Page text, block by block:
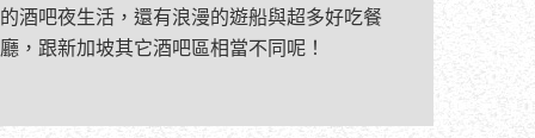
的酒吧夜生活，還有浪漫的遊船與超多好吃餐
廳，跟新加坡其它酒吧區相當不同呢！